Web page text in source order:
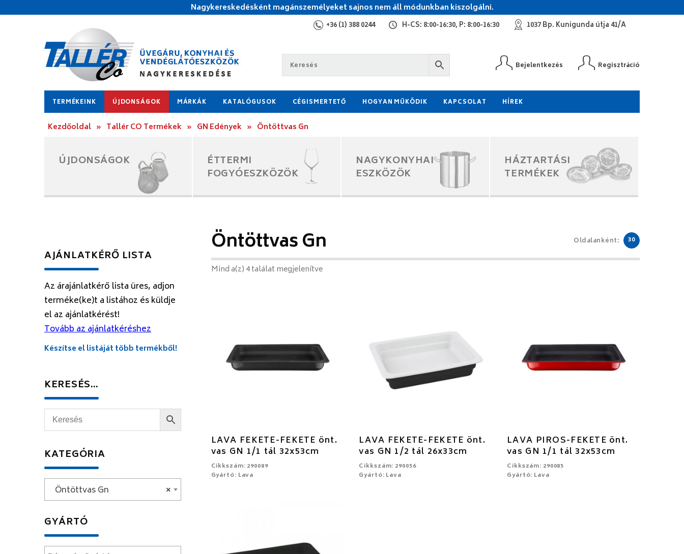
Nagykereskedésként magánszemélyeket sajnos nem áll módunkban kiszolgálni.
+36 (1) 388 0244 H-CS: 8:00-16:30, P: 8:00-16:30 1037 Bp. Kunigunda útja 41/A
Bejelentkezés Regisztráció
TERMÉKEINK ÚJDONSÁGOK MÁRKÁK KATALÓGUSOK CÉGISMERTETŐ HOGYAN MŰKÖDIK KAPCSOLAT HÍREK
Kezdőoldal » Tallér CO Termékek » GN Edények » Öntöttvas Gn
ÚJDONSÁGOK
ÉTTERMI
FOGYÓESZKÖZÖK
NAGYKONYHAI
ESZKÖZÖK
HÁZTARTÁSI
TERMÉKEK
AJÁNLATKÉRŐ LISTA
Az árajánlatkérő lista üres, adjon
terméke(ke)t a listához és küldje
el az ajánlatkérést!
Tovább az ajánlatkéréshez
Készítse el listáját több termékből!
KERESÉS…
KATEGÓRIA
×
Öntöttvas Gn
GYÁRTÓ
Öntöttvas Gn Oldalanként: 30
Mind a(z) 4 találat megjelenítve
LAVA FEKETE-FEKETE önt.
vas GN 1/1 tál 32x53cm
Cikkszám: 290089
Gyártó: Lava
LAVA FEKETE-FEKETE önt.
vas GN 1/2 tál 26x33cm
Cikkszám: 290056
Gyártó: Lava
LAVA PIROS-FEKETE önt.
vas GN 1/1 tál 32x53cm
Cikkszám: 290085
Gyártó: Lava